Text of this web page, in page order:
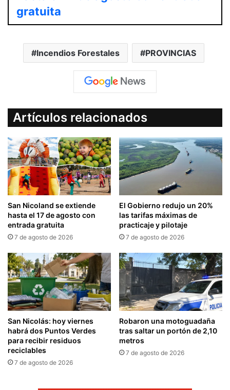
gratuita
Incendios Forestales PROVINCIAS
Artículos relacionados
San Nicoland se extiende
hasta el 17 de agosto con
entrada gratuita
7 de agosto de 2026
El Gobierno redujo un 20%
las tarifas máximas de
practicaje y pilotaje
7 de agosto de 2026
San Nicolás: hoy viernes
habrá dos Puntos Verdes
para recibir residuos
reciclables
7 de agosto de 2026
Robaron una motoguadaña
tras saltar un portón de 2,10
metros
7 de agosto de 2026